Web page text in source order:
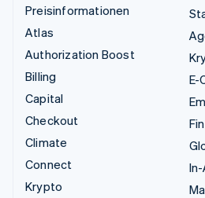
Preisinformationen
Atlas
Authorization Boost
Billing
Capital
Checkout
Climate
Connect
Krypto
E-